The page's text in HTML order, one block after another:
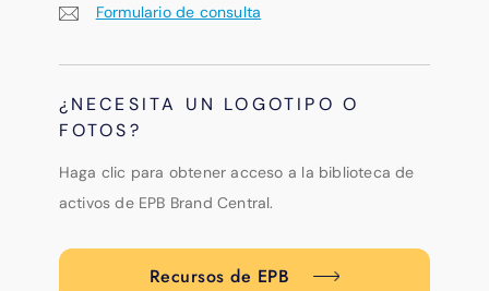
Formulario de consulta
¿NECESITA UN LOGOTIPO O
FOTOS?
Haga clic para obtener acceso a la biblioteca de
activos de EPB Brand Central.
Recursos de EPB